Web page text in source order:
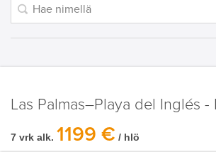
Las Palmas–Playa del Inglés
7 vrk alk. 1199 € / hlö